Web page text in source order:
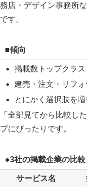
務店・デザイン事務所な
です。
■傾向
掲載数トップクラス
建売・注文・リフ
とにかく選択肢を
「全部見てから比較し
プにぴったりです。
●3社の掲載企業の比
サービス名